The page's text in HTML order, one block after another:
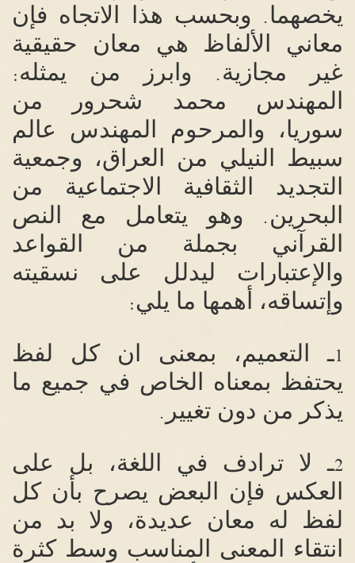
يخصهما. وبحسب هذا الاتجاه فإن
معاني الألفاظ هي معان حقيقية
غير مجازية. وابرز من يمثله:
المهندس محمد شحرور من
سوريا، والمرحوم المهندس عالم
سبيط النيلي من العراق، وجمعية
التجديد الثقافية الاجتماعية من
البحرين.
وهو يتعامل مع النص
القرآني بجملة من القواعد
والإعتبارات ليدلل على نسقيته
وإتساقه، أهمها ما يلي:
1ـ التعميم، بمعنى ان كل لفظ
يحتفظ بمعناه الخاص في جميع ما
يذكر من دون تغيير .
2ـ لا ترادف في اللغة، بل على
العكس فإن البعض يصرح بأن كل
لفظ له معان عديدة، ولا بد من
انتقاء المعنى المناسب وسط كثرة